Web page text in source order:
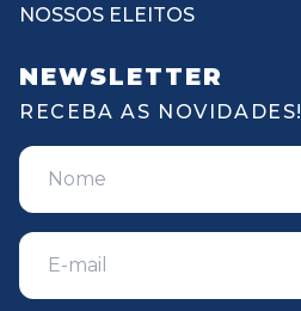
NOSSOS ELEITOS
NEWSLETTER
RECEBA AS NOVIDADES!